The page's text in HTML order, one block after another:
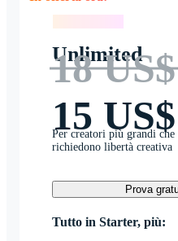
Unlimited
18 US$
15 US$
Per creatori più grandi che
richiedono libertà creativa
Prova
Tutto in Starter, più: